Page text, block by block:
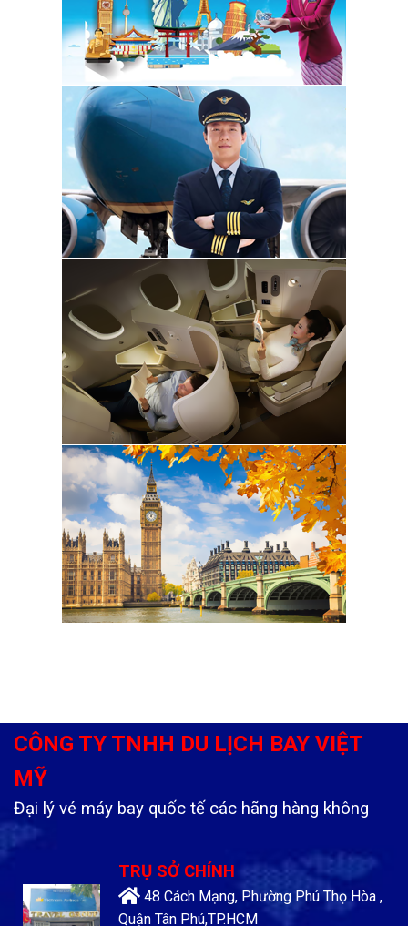
CÔNG TY TNHH DU LỊCH BAY VIỆT
MỸ
Đại lý vé máy bay quốc tế các hãng hàng không
TRỤ SỞ CHÍNH
48 Cách Mạng, Phường Phú Thọ Hòa ,
Quận Tân Phú,TP.HCM